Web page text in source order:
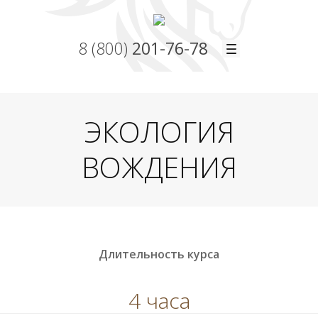
8 (800) 201-76-78
ЭКОЛОГИЯ
ВОЖДЕНИЯ
Длительность курса
4 часа